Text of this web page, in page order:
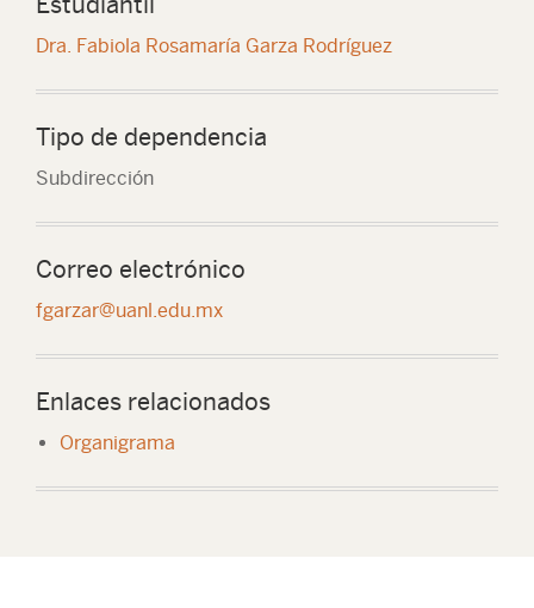
Dra. Fabiola Rosamaría Garza Rodríguez
Tipo de dependencia
Subdirección
Correo electrónico
fgarzar@uanl.edu.mx
Enlaces relacionados
Organigrama